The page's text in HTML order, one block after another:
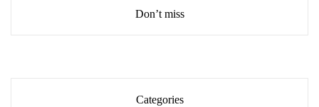
Don’t miss
Categories